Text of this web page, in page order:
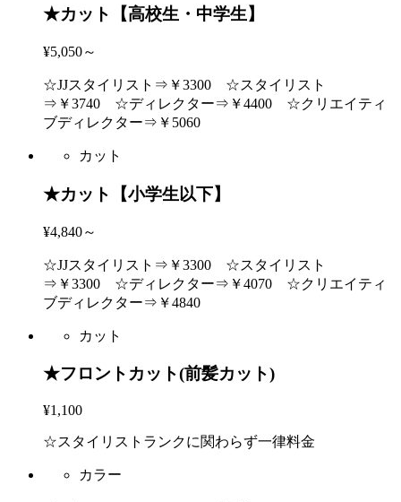
★カット【高校生・中学生】
¥5,050～
☆JJスタイリスト⇒￥3300 ☆スタイリスト
⇒￥3740 ☆ディレクター⇒￥4400 ☆クリエイティ
ブディレクター⇒￥5060
カット
★カット【小学生以下】
¥4,840～
☆JJスタイリスト⇒￥3300 ☆スタイリスト
⇒￥3300 ☆ディレクター⇒￥4070 ☆クリエイティ
ブディレクター⇒￥4840
カット
★フロントカット(前髪カット)
¥1,100
☆スタイリストランクに関わらず一律料金
カラー